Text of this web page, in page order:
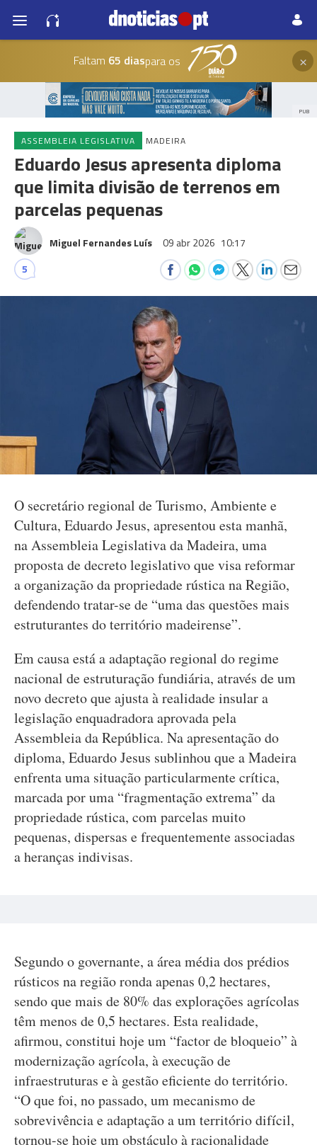
Faltam 65 diaspara os ×
PUB
ASSEMBLEIA LEGISLATIVA MADEIRA
Eduardo Jesus apresenta diploma
que limita divisão de terrenos em
parcelas pequenas
Miguel Fernandes Luís 09 abr 2026 10:17
5
O secretário regional de Turismo, Ambiente e
Cultura, Eduardo Jesus, apresentou esta manhã,
na Assembleia Legislativa da Madeira, uma
proposta de decreto legislativo que visa reformar
a organização da propriedade rústica na Região,
defendendo tratar-se de “uma das questões mais
estruturantes do território madeirense”.
Em causa está a adaptação regional do regime
nacional de estruturação fundiária, através de um
novo decreto que ajusta à realidade insular a
legislação enquadradora aprovada pela
Assembleia da República. Na apresentação do
diploma, Eduardo Jesus sublinhou que a Madeira
enfrenta uma situação particularmente crítica,
marcada por uma “fragmentação extrema” da
propriedade rústica, com parcelas muito
pequenas, dispersas e frequentemente associadas
a heranças indivisas.
Segundo o governante, a área média dos prédios
rústicos na região ronda apenas 0,2 hectares,
sendo que mais de 80% das explorações agrícolas
têm menos de 0,5 hectares. Esta realidade,
afirmou, constitui hoje um “factor de bloqueio” à
modernização agrícola, à execução de
infraestruturas e à gestão eficiente do território.
“O que foi, no passado, um mecanismo de
sobrevivência e adaptação a um território difícil,
tornou-se hoje um obstáculo à racionalidade